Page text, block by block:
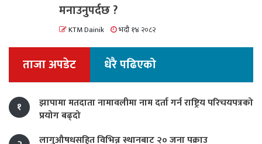
मनाउनुपर्दछ ?
KTM Dainik भदौ १४ २०८२
ताजा अपडेट धेरै पढिएको
१
झापामा मतदाता नामावलीमा नाम दर्ता गर्न राष्ट्रिय परिचयपत्रको
प्रयोग बढ्दो
लागुऔषधसहित विभिन्न स्थानबाट २० जना पक्राउ